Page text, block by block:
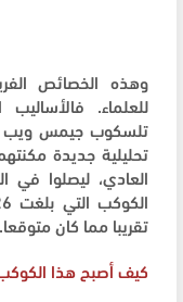
وهذه الخصائص
للعلماء.
تلسكوب جيمس ويب
تحليلية جديدة
العادي، ليصلوا في
تقريبا مما كان متوقعا.
كيف أصبح هذا الكوكب